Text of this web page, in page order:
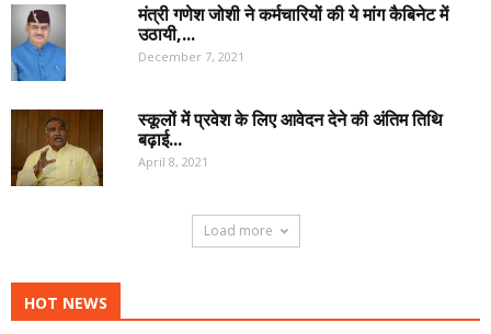
मंत्री गणेश जोशी ने कर्मचारियों की ये मांग कैबिनेट में
उठायी,...
December 7, 2021
स्कूलों में प्रवेश के लिए आवेदन देने की अंतिम तिथि
बढ़ाई...
April 8, 2021
Load more
HOT NEWS